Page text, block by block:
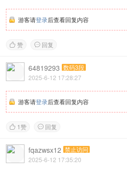
游客请登录后查看回复内容
 赞  回复
64819293 数码3段
2025-6-12 17:28:27
游客请登录后查看回复内容
 1赞  回复
fqazwsx12 禁止访问
2025-6-12 17:35:20